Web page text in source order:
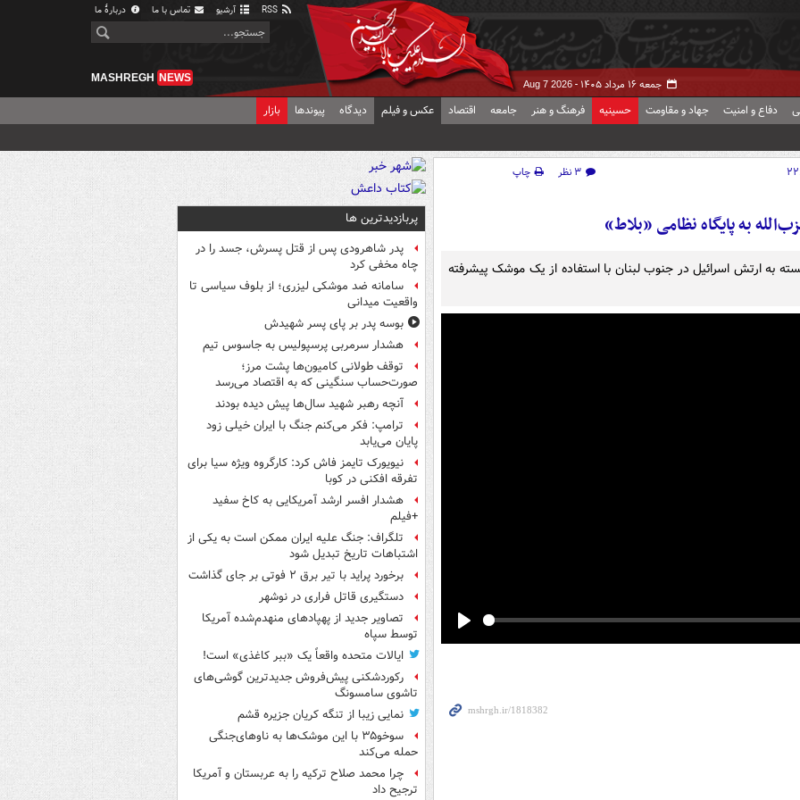
آرشیو تماس با ما دربارهٔ ما
جمعه ۱۶ مرداد ۱۴۰۵ - Aug 7 2026
MASHREGH NEWS
دفاع و امنیت جهاد و مقاومت حسینیه فرهنگ و هنر جامعه اقتصاد عکس و فیلم دیدگاه پیوندها بازار
۳ نظر
چاپ
به پایگاه نظامی «بلاط»
به ارتش اسرائیل در جنوب لبنان با استفاده از یک موشک پیشرفته
پربازدیدترین ها
پدر شاهرودی پس از قتل پسرش، جسد را در
چاه مخفی کرد
سامانه ضد موشکی لیزری؛ از بلوف سیاسی تا
واقعیت میدانی
بوسه‌ پدر بر پای پسر شهیدش
هشدار سرمربی پرسپولیس به جاسوس تیم
توقف طولانی کامیون‌ها پشت مرز؛
صورت‌حساب سنگینی که به اقتصاد می‌رسد
آنچه رهبر شهید سال‌ها پیش دیده بودند
ترامپ: فکر می‌کنم جنگ با ایران خیلی زود
پایان می‌یابد
نیویورک تایمز فاش کرد: کارگروه ویژه سیا برای
تفرقه افکنی در کوبا
هشدار افسر ارشد آمریکایی به کاخ سفید
+فیلم
تلگراف: جنگ علیه ایران ممکن است به یکی از
اشتباهات تاریخ تبدیل شود
برخورد پراید با تیر برق ۲ فوتی بر جای گذاشت
دستگیری قاتل فراری در نوشهر
تصاویر جدید از پهپادهای منهدم‌شده آمریکا
توسط سپاه
ایالات متحده واقعاً یک «ببر کاغذی» است!
رکوردشکنی پیش‌فروش جدیدترین گوشی‌های
تاشوی سامسونگ
نمایی زیبا از تنگه کریان جزیره قشم
سوخو۳۵ با این موشک‌ها به ناوهای‌جنگی
حمله می‌کند
چرا محمد صلاح ترکیه را به عربستان و آمریکا
ترجیح داد